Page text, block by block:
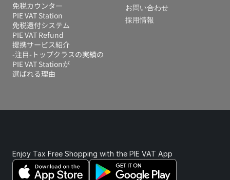
免税カウンター
PIE VAT Station
免税還付システム
PIE VAT Refund
提携サービス紹介
-注目-トップクラスの実績の
PIE VAT Stationが
選ばれる理由
お問い合わせ
採用情報
Enjoy Tax Free Shopping with the PIE VAT App